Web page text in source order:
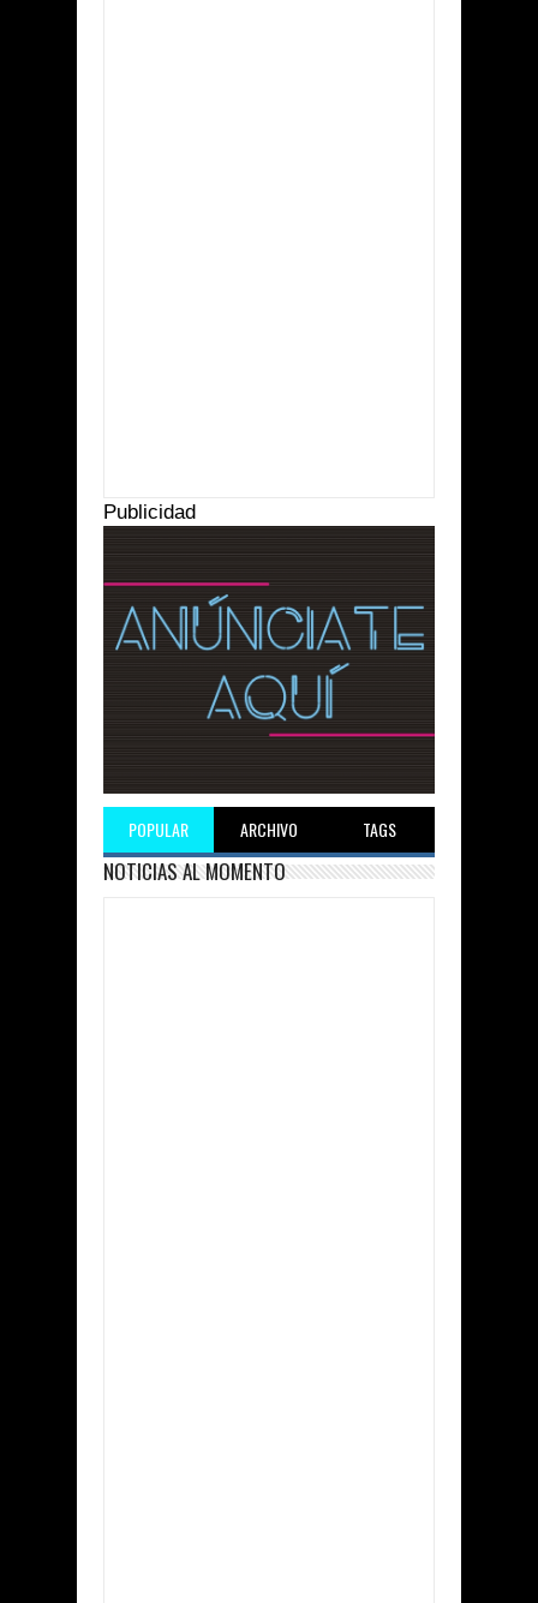
Publicidad
POPULAR ARCHIVO TAGS
NOTICIAS AL MOMENTO